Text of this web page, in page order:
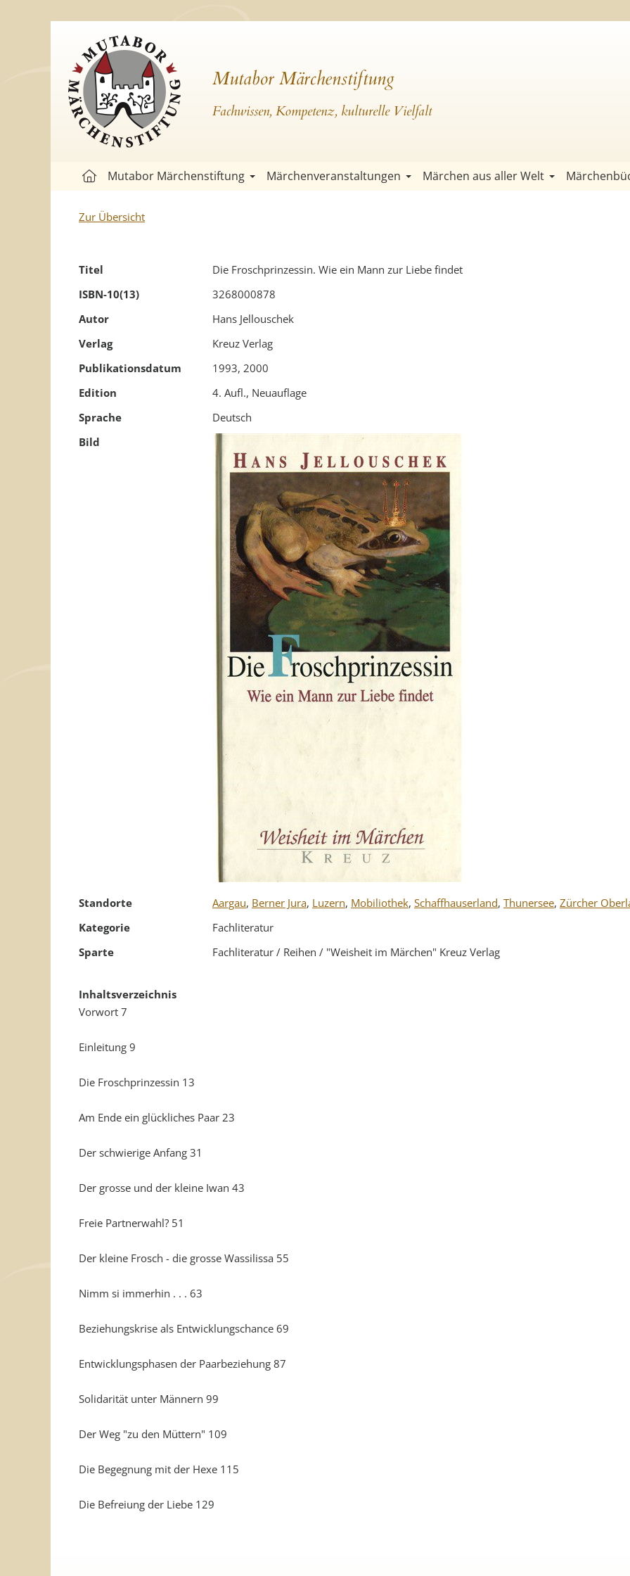
Mutabor Märchenstiftung
Fachwissen, Kompetenz, kulturelle Vielfalt
Mutabor Märchenstiftung Märchenveranstaltungen Märchen aus aller Welt
Zur Übersicht
Titel
Die Froschprinzessin. Wie ein Mann zur Liebe findet
ISBN-10(13)
3268000878
Autor
Hans Jellouschek
Verlag
Kreuz Verlag
Publikationsdatum
1993, 2000
Edition
4. Aufl., Neuauflage
Sprache
Deutsch
Bild
Standorte Aargau, Berner Jura, Luzern, Mobiliothek, Schaffhauserland, Thunersee, Zürcher
Kategorie
Fachliteratur
Sparte
Fachliteratur / Reihen / "Weisheit im Märchen" Kreuz Verlag
Inhaltsverzeichnis
Vorwort 7
Einleitung 9
Die Froschprinzessin 13
Am Ende ein glückliches Paar 23
Der schwierige Anfang 31
Der grosse und der kleine Iwan 43
Freie Partnerwahl? 51
Der kleine Frosch - die grosse Wassilissa 55
Nimm si immerhin . . . 63
Beziehungskrise als Entwicklungschance 69
Entwicklungsphasen der Paarbeziehung 87
Solidarität unter Männern 99
Der Weg "zu den Müttern" 109
Die Begegnung mit der Hexe 115
Die Befreiung der Liebe 129